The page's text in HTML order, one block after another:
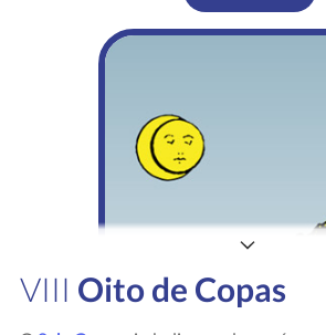
VIII Oito de Copas